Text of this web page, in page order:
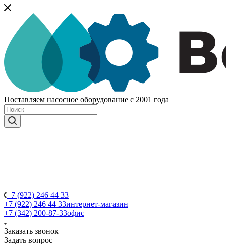
Поставляем насосное оборудование с 2001 года
+7 (922) 246 44 33
+7 (922) 246 44 33интернет-магазин
+7 (342) 200-87-33офис
Заказать звонок
Задать вопрос